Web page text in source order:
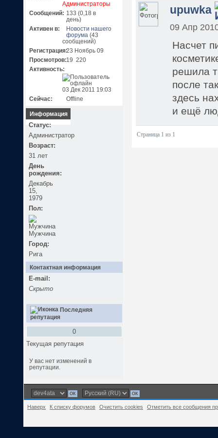
Администраторы
Сообщений: 133 (0,18 в
день)
Активен в:
Новости нашего
форума (43
сообщений)
Регистрация:23 Ноябрь 09
Просмотров:19 220
Активность:
03 Дек 2011 19:03
Сейчас:
Offline
Информация
Статус:
Администратор
Возраст:
31 лет
День
рождения:
Декабрь
15,
1979
Пол:
Мужчина
Город:
Рига
Контактная информация
E-mail:
Скрыто
Последняя
репутация
0
Текущая репутация
У вас нет изменений в
репутации.
upuwka
09 Апр
Насчет
решила
после
здесь
и ещё
Страница 1 из 1
Наверх К списку форумов Очистить cookies Отметить все сообщения